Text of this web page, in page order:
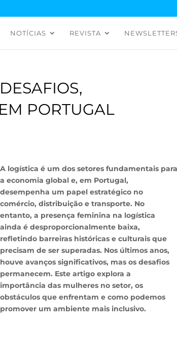
NOTÍCIAS REVISTA
PORTUGAL
A logística é um dos setores fundamentais para
a economia global e, em Portugal,
desempenha um papel estratégico no
comércio, distribuição e transporte. No
entanto, a presença feminina na logística
ainda é desproporcionalmente baixa,
refletindo barreiras históricas e culturais que
precisam de ser superadas. Nos últimos anos,
houve avanços significativos, mas os desafios
permanecem. Este artigo explora a
importância das mulheres no setor, os
obstáculos que enfrentam e como podemos
promover um ambiente mais inclusivo.